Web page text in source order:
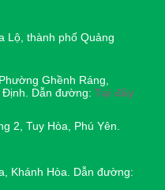
Lộ, thành phố Quảng
Ghềnh Ráng,
Dẫn đường: Tại đây
2, Tuy Hòa, Phú Yên.
Khánh Hòa. Dẫn đường: